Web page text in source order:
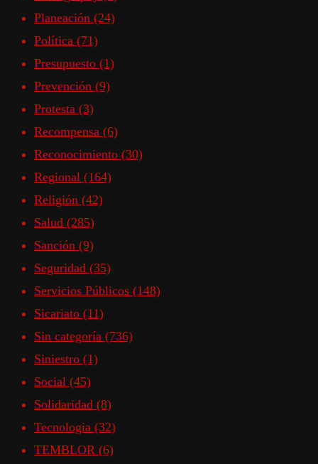
Planeación (24)
Política (71)
Presupuesto (1)
Prevención (9)
Protesta (3)
Recompensa (6)
Reconocimiento (30)
Regional (164)
Religión (42)
Salud (285)
Sanción (9)
Seguridad (35)
Servicios Públicos (148)
Sicariato (11)
Sin categoría (736)
Siniestro (1)
Social (45)
Solidaridad (8)
Tecnologia (32)
TEMBLOR (6)